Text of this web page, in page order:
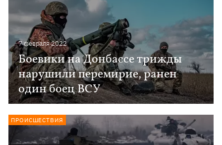
7 февраля 2022
Боевики на Донбассе трижды
нарушили перемирие, ранен
один боец ВСУ
ПРОИСШЕСТВИЯ